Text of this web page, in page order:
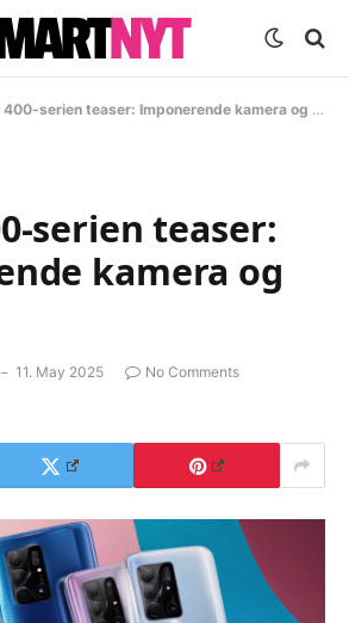
serien teaser: Imponerende kamera og skærm
serien teaser:
kamera og
11. May 2025
No Comments